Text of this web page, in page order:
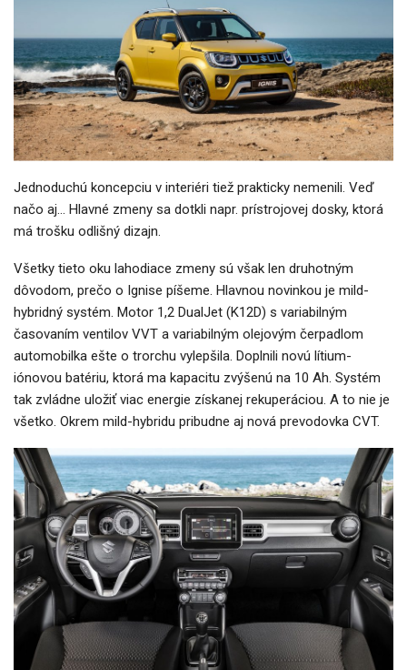
Jednoduchú koncepciu v interiéri tiež prakticky nemenili. Veď
načo aj… Hlavné zmeny sa dotkli napr. prístrojovej dosky, ktorá
má trošku odlišný dizajn.
Všetky tieto oku lahodiace zmeny sú však len druhotným
dôvodom, prečo o Ignise píšeme. Hlavnou novinkou je mild-
hybridný systém. Motor 1,2 DualJet (K12D) s variabilným
časovaním ventilov VVT a variabilným olejovým čerpadlom
automobilka ešte o trorchu vylepšila. Doplnili novú lítium-
iónovou batériu, ktorá ma kapacitu zvýšenú na 10 Ah. Systém
tak zvládne uložiť viac energie získanej rekuperáciou. A to nie je
všetko. Okrem mild-hybridu pribudne aj nová prevodovka CVT.